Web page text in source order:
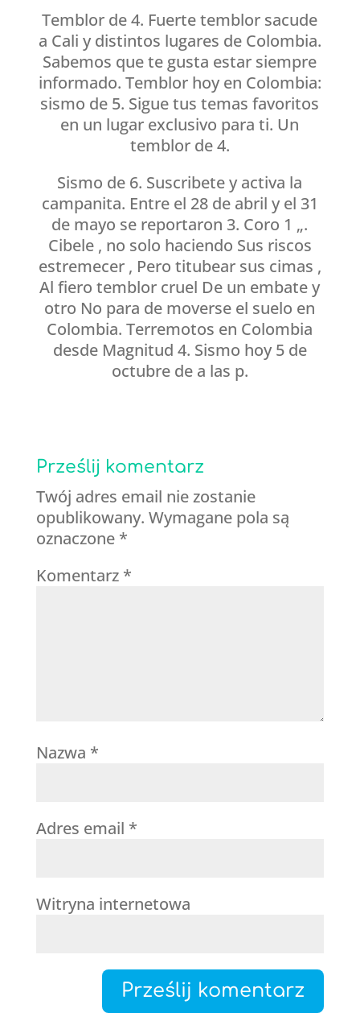
Temblor de 4. Fuerte temblor sacude
a Cali y distintos lugares de Colombia.
Sabemos que te gusta estar siempre
informado. Temblor hoy en Colombia:
sismo de 5. Sigue tus temas favoritos
en un lugar exclusivo para ti. Un
temblor de 4.
Sismo de 6. Suscribete y activa la
campanita. Entre el 28 de abril y el 31
de mayo se reportaron 3. Coro 1 „.
Cibele , no solo haciendo Sus riscos
estremecer , Pero titubear sus cimas ,
Al fiero temblor cruel De un embate y
otro No para de moverse el suelo en
Colombia. Terremotos en Colombia
desde Magnitud 4. Sismo hoy 5 de
octubre de a las p.
Prześlij komentarz
Twój adres email nie zostanie
opublikowany. Wymagane pola są
oznaczone *
Komentarz *
Nazwa *
Adres email *
Witryna internetowa